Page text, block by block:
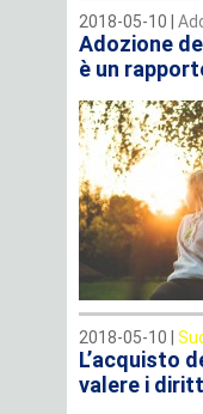
2018-05-10 |
Adozione
è un
2018-05-10 |
L’acquisto
valere i